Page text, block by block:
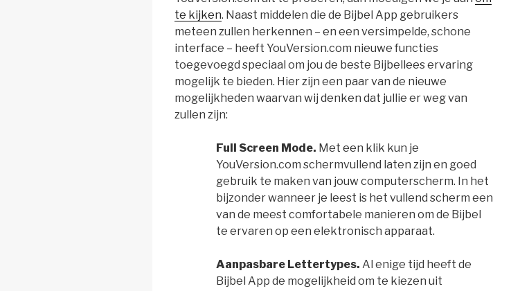
te kijken. Naast middelen die de Bijbel App gebruikers
meteen zullen herkennen – en een versimpelde, schone
interface – heeft YouVersion.com nieuwe functies
toegevoegd speciaal om jou de beste Bijbellees ervaring
mogelijk te bieden. Hier zijn een paar van de nieuwe
mogelijkheden waarvan wij denken dat jullie er weg van
zullen zijn:
Full Screen Mode. Met een klik kun je
YouVersion.com schermvullend laten zijn en goed
gebruik te maken van jouw computerscherm. In het
bijzonder wanneer je leest is het vullend scherm een
van de meest comfortabele manieren om de Bijbel
te ervaren op een elektronisch apparaat.
Aanpasbare Lettertypes. Al enige tijd heeft de
Bijbel App de mogelijkheid om te kiezen uit